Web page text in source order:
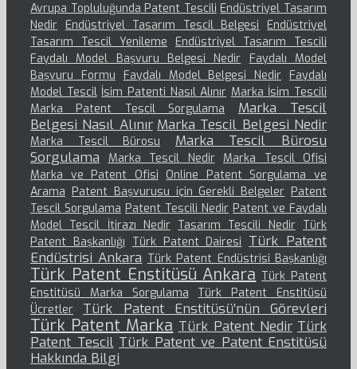
Avrupa Topluluğunda Patent Tescili Endüstriyel Tasarım
Nedir Endüstriyel Tasarım Tescil Belgesi
Endüstriyel
Tasarım Tescil Yenileme
Endüstriyel Tasarım Tescili
Faydalı Model Başvuru Belgesi Nedir
Faydalı Model
Başvuru Formu
Faydalı Model Belgesi Nedir Faydalı
Model Tescil İsim Patenti Nasıl Alınır Marka İsim Tescili
Marka Patent Tescil Sorgulama
Marka Tescil
Belgesi Nasıl Alınır Marka Tescil Belgesi Nedir
Marka Tescil Bürosu
Marka Tescil Bürosu
Sorgulama
Marka Tescil Nedir Marka Tescil Ofisi
Marka ve Patent Ofisi Online Patent Sorgulama ve
Arama Patent Başvurusu için Gerekli Belgeler Patent
Tescil Sorgulama Patent Tescili Nedir Patent ve Faydalı
Model Tescil İtirazı Nedir Tasarım Tescili Nedir Türk
Patent Başkanlığı Türk Patent Dairesi Türk Patent
Endüstrisi Ankara Türk Patent Endüstrisi Başkanlığı
Türk Patent Enstitüsü Ankara Türk Patent
Enstitüsü Marka Sorgulama
Türk Patent Enstitüsü
Ücretler
Türk Patent Enstitüsü’nün Görevleri
Türk Patent Marka Türk Patent Nedir Türk
Patent Tescil Türk Patent ve Patent Enstitüsü
Hakkında Bilgi